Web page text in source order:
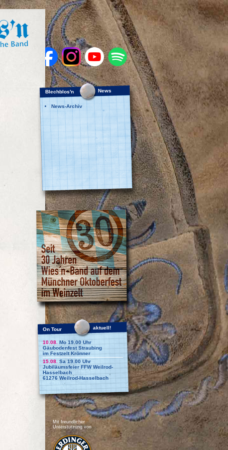
Blechblos'n News
News-Archiv
On Tour aktuell!
10.08. Mo 19.00 Uhr
Gäubodenfest Straubing
im Festzelt Krönner
15.08. Sa 19.00 Uhr
Jubiläumsfeier FFW Weilrod-
Hasselbach
61276 Weilrod-Hasselbach
Mit freundlicher
Unterstützung von